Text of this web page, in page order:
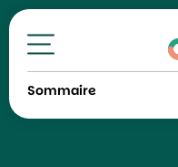
Toutes nos
Sommaire